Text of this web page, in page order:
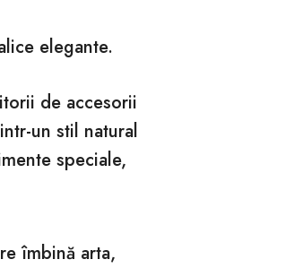
elegante.
de accesorii
un stil natural
speciale,
îmbină arta,